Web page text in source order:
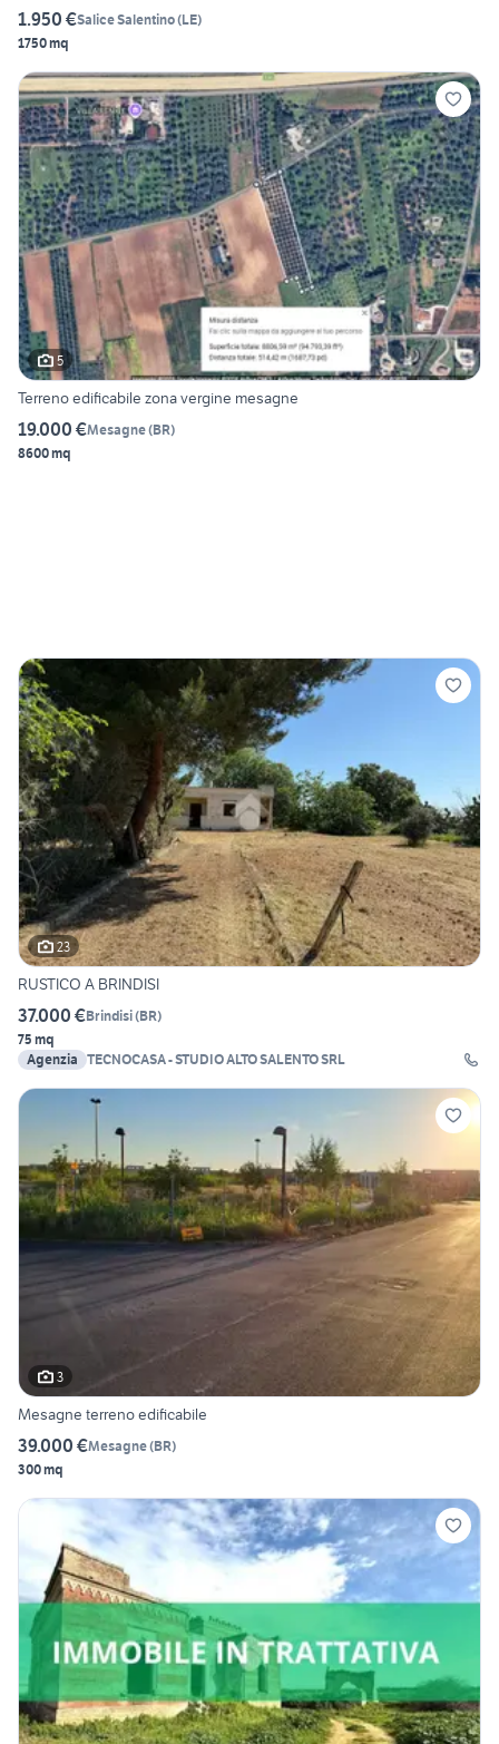
1.950 €Salice Salentino(LE)
1750 mq
5
Terreno edificabile zona vergine mesagne
19.000 €Mesagne(BR)
8600 mq
23
RUSTICO A BRINDISI
37.000 €Brindisi(BR)
75 mq
Agenzia TECNOCASA - STUDIO ALTO SALENTO SRL
3
Mesagne terreno edificabile
39.000 €Mesagne(BR)
300 mq